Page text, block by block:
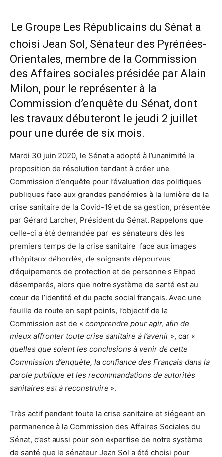
Le Groupe Les Républicains du Sénat a
choisi Jean Sol, Sénateur des Pyrénées-
Orientales, membre de la Commission
des Affaires sociales présidée par Alain
Milon, pour le représenter à la
Commission d’enquête du Sénat, dont
les travaux débuteront le jeudi 2 juillet
pour une durée de six mois.
Mardi 30 juin 2020, le Sénat a adopté à l’unanimité la
proposition de résolution tendant à créer une
Commission d’enquête pour l’évaluation des politiques
publiques face aux grandes pandémies à la lumière de la
crise sanitaire de la Covid-19 et de sa gestion, présentée
par Gérard Larcher, Président du Sénat. Rappelons que
celle-ci a été demandée par les sénateurs dès les
premiers temps de la crise sanitaire face aux images
d’hôpitaux débordés, de soignants dépourvus
d’équipements de protection et de personnels Ehpad
désemparés, alors que notre système de santé est au
cœur de l’identité et du pacte social français. Avec une
feuille de route en sept points, l’objectif de la
Commission est de « comprendre pour agir, afin de
mieux affronter toute crise sanitaire à l’avenir », car «
quelles que soient les conclusions à venir de cette
Commission d’enquête, la confiance des Français dans la
parole publique et les recommandations de autorités
sanitaires est à reconstruire ».
Très actif pendant toute la crise sanitaire et siégeant en
permanence à la Commission des Affaires Sociales du
Sénat, c’est aussi pour son expertise de notre système
de santé que le sénateur Jean Sol a été choisi pour